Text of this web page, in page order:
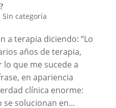
Sin categoría
a terapia diciendo: “Lo
años de terapia,
que me sucede a
en apariencia
clínica enorme:
solucionan en...